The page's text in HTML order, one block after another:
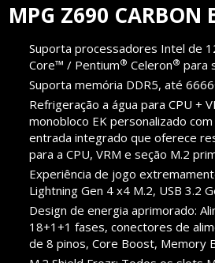
MPG Z690 CARBON
Suporta processadores Intel de
Core™ / Pentium® Celeron® para
Suporta memória DDR5, até
Refrigeração a água para CPU +
monobloco EK personalizado
entrada integrado que oferece
para a CPU, VRM e seção M.2
Experiência de jogo
Lightning Gen 4 x4 M.2, USB 3.2
Design de energia aprimorado:
18+1+1 fases, conectores de
de 8 pinos, Core Boost, Memory